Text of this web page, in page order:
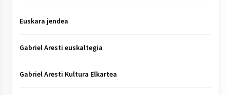
Euskara jendea
Gabriel Aresti euskaltegia
Gabriel Aresti Kultura Elkartea